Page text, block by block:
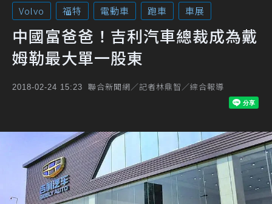
Volvo 福特 電動車 跑車 車展
中國富爸爸！吉利汽車總裁成為戴
姆勒最大單一股東
2018-02-24 15:23 聯合新聞網／記者林鼎智／綜合報導